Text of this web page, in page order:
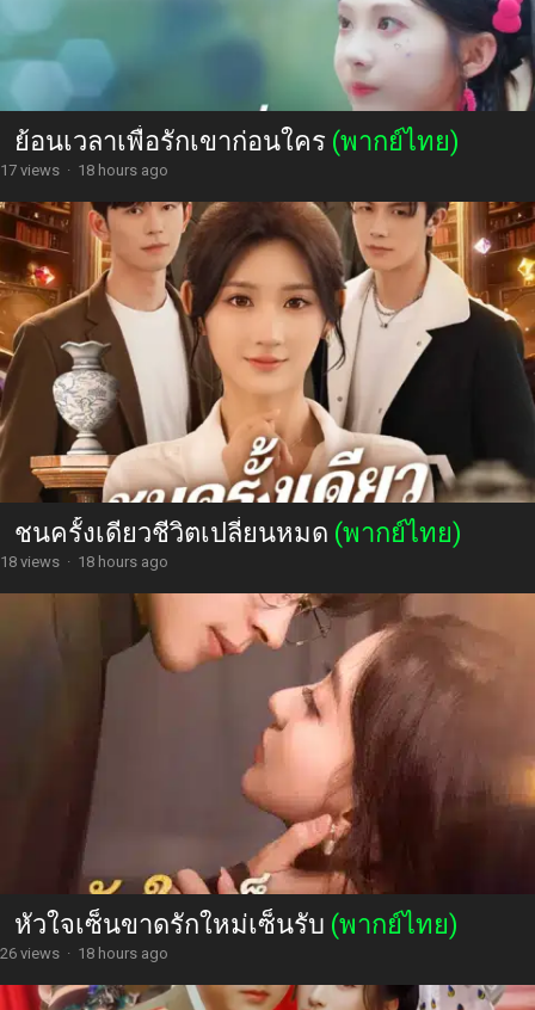
ย้อนเวลาเพื่อรักเขาก่อนใคร (พากย์ไทย)
17 views · 18 hours ago
ชนครั้งเดียวชีวิตเปลี่ยนหมด (พากย์ไทย)
18 views · 18 hours ago
หัวใจเซ็นขาดรักใหม่เซ็นรับ (พากย์ไทย)
26 views · 18 hours ago